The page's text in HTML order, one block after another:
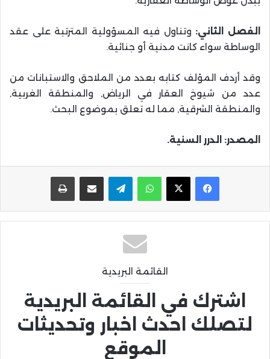
الفصل الثاني: وتناول فيه المسؤولية المترتبة على عقد
الوساطة سواء كانت مدنية أو جنائية.
وقد أردف المؤلف كتابه بعدد من الملاحق والاستبانات من
عدد من شيوخ العقار في الرياض, والمنطقة الغربية,
والمنطقة الشرقية, مما له تعلق بموضوع البحث.
المصدر: الدرر السنية.
واتساب تيلقرام مشاركة عبر البريد
القائمة البريدية
اشترك في القائمة البريدية
لتصلك احدث اخبار وتحديثات
الموقع